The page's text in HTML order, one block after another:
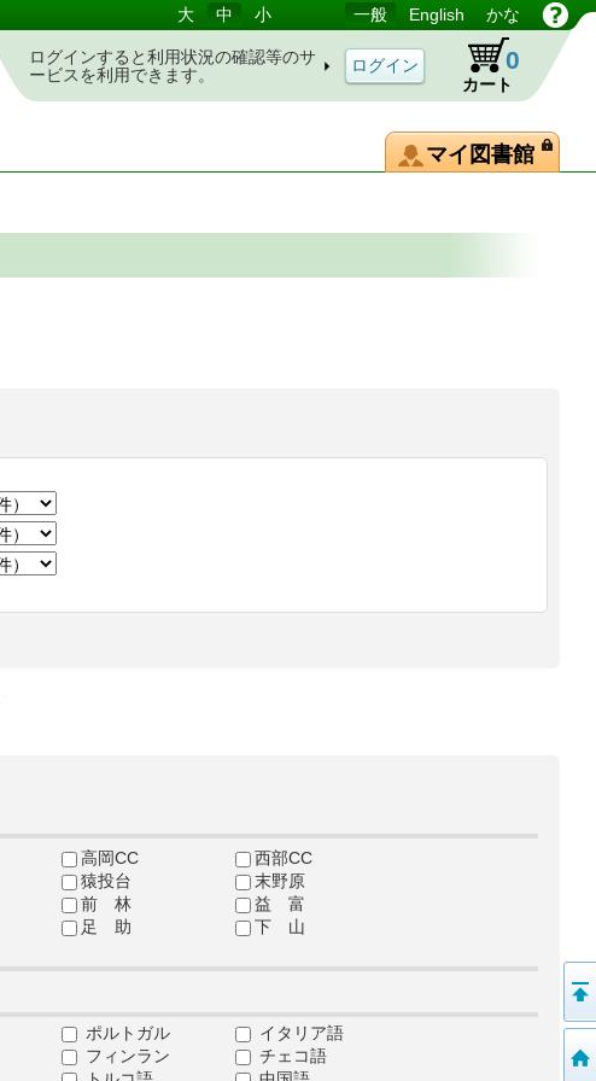
大 中 小 一般 English かな
ログインすると利用状況の確認等のサ
ービスを利用できます。
カート
0
マイ図書館
高岡CC
西部CC
猿投台
末野原
前 林
益 富
足 助
下 山
ポルトガル
イタリア語
フィンラン
チェコ語